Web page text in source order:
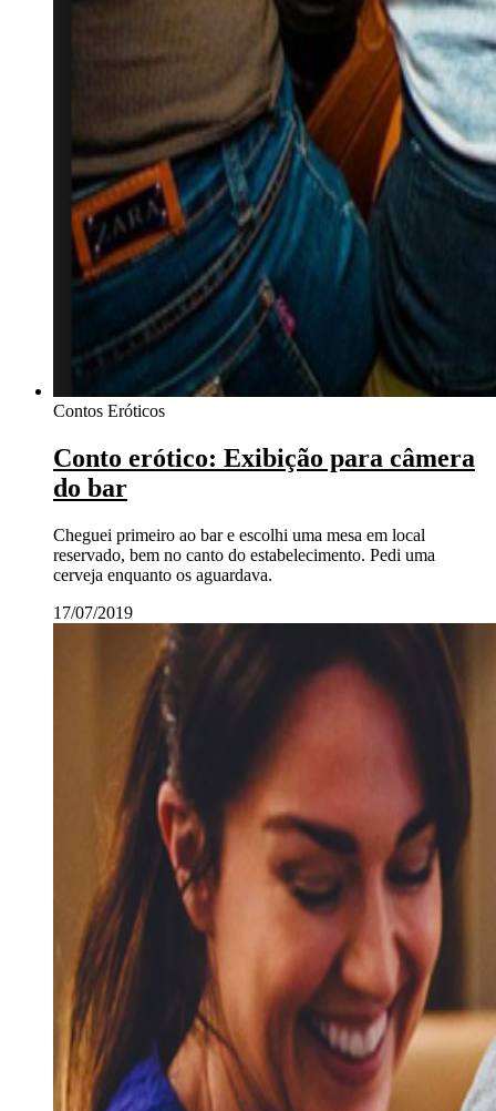
Contos Eróticos
Conto erótico: Exibição para câmera
do bar
Cheguei primeiro ao bar e escolhi uma mesa em local
reservado, bem no canto do estabelecimento. Pedi uma
cerveja enquanto os aguardava.
17/07/2019